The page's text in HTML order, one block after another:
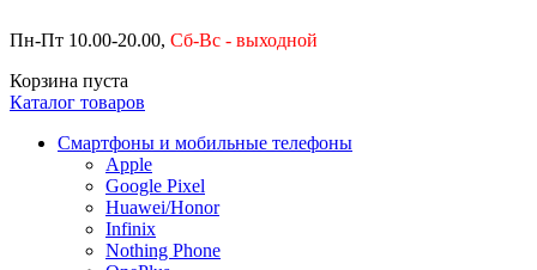
Пн-Пт 10.00-20.00, Сб-Вс - выходной
Корзина пуста
Каталог товаров
Смартфоны и мобильные телефоны
Apple
Google Pixel
Huawei/Honor
Infinix
Nothing Phone